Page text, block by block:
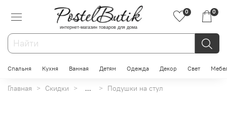
интернет-магазин товаров для дома
0 0
Спальня Кухня Ванная Детям Одежда Декор Свет
Главная Скидки ... Подушки на стул